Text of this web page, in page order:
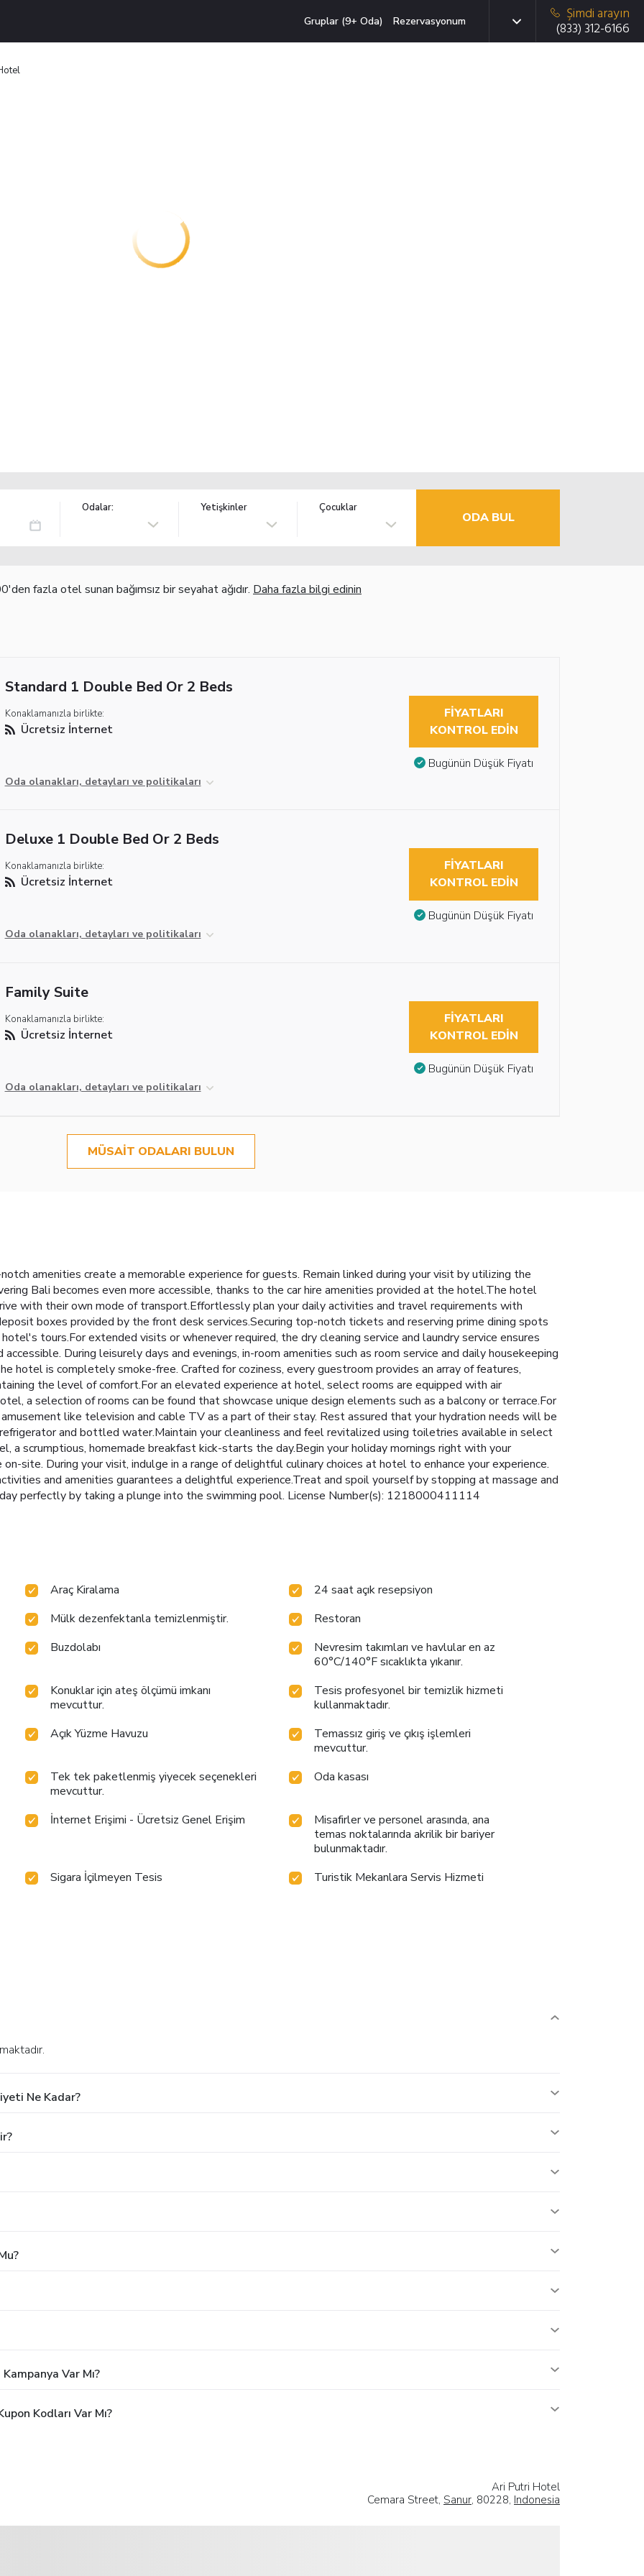
Gruplar (9+ Oda) Rezervasyonum
Şimdi arayın
(833) 312-6166
Odalar: Yetişkinler Çocuklar
ODA BUL
fazla otel sunan bağımsız bir seyahat ağıdır. Daha fazla bilgi edinin
Standard 1 Double Bed Or 2 Beds
Konaklamanızla birlikte:
Ücretsiz İnternet
Oda olanakları, detayları ve politikaları
FIYATLARI
KONTROL EDIN
Bugünün Düşük Fiyatı
Deluxe 1 Double Bed Or 2 Beds
Konaklamanızla birlikte:
Ücretsiz İnternet
Oda olanakları, detayları ve politikaları
FIYATLARI
KONTROL EDIN
Bugünün Düşük Fiyatı
Family Suite
Konaklamanızla birlikte:
Ücretsiz İnternet
Oda olanakları, detayları ve politikaları
FIYATLARI
KONTROL EDIN
Bugünün Düşük Fiyatı
MÜSAIT ODALARI BULUN
amenities create a memorable experience for guests. Remain linked during your visit by utilizing the
Bali becomes even more accessible, thanks to the car hire amenities provided at the hotel.The hotel
with their own mode of transport.Effortlessly plan your daily activities and travel requirements with
boxes provided by the front desk services.Securing top-notch tickets and reserving prime dining spots
tours.For extended visits or whenever required, the dry cleaning service and laundry service ensures
During leisurely days and evenings, in-room amenities such as room service and daily housekeeping
hotel is completely smoke-free. Crafted for coziness, every guestroom provides an array of features,
the level of comfort.For an elevated experience at hotel, select rooms are equipped with air
a selection of rooms can be found that showcase unique design elements such as a balcony or terrace.For
like television and cable TV as a part of their stay. Rest assured that your hydration needs will be
and bottled water.Maintain your cleanliness and feel revitalized using toiletries available in select
a scrumptious, homemade breakfast kick-starts the day.Begin your holiday mornings right with your
site. During your visit, indulge in a range of delightful culinary choices at hotel to enhance your experience.
and amenities guarantees a delightful experience.Treat and spoil yourself by stopping at massage and
perfectly by taking a plunge into the swimming pool. License Number(s): 1218000411114
Araç Kiralama
24 saat açık resepsiyon
Mülk dezenfektanla temizlenmiştir.
Restoran
Buzdolabı
Nevresim takımları ve havlular en az
60°C/140°F sıcaklıkta yıkanır.
Konuklar için ateş ölçümü imkanı
mevcuttur.
Tesis profesyonel bir temizlik hizmeti
kullanmaktadır.
Açık Yüzme Havuzu
Temassız giriş ve çıkış işlemleri
mevcuttur.
Tek tek paketlenmiş yiyecek seçenekleri
mevcuttur.
Oda kasası
İnternet Erişimi - Ücretsiz Genel Erişim
Misafirler ve personel arasında, ana
temas noktalarında akrilik bir bariyer
bulunmaktadır.
Sigara İçilmeyen Tesis
Turistik Mekanlara Servis Hizmeti
Ne Kadar?
Var Mı?
Kodları Var Mı?
Ari Putri Hotel
Cemara Street, Sanur, 80228, Indonesia